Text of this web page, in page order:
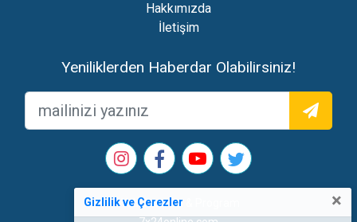
Hakkımızda
İletişim
Yeniliklerden Haberdar Olabilirsiniz!
Web Tasarım & Program
Gizlilik ve Çerezler ×